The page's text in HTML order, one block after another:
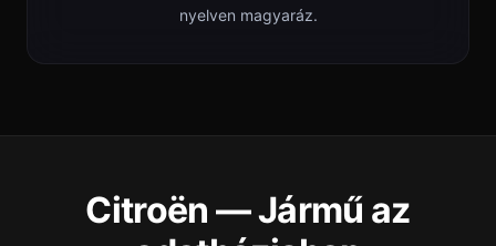
nyelven magyaráz.
Citroën — Jármű az